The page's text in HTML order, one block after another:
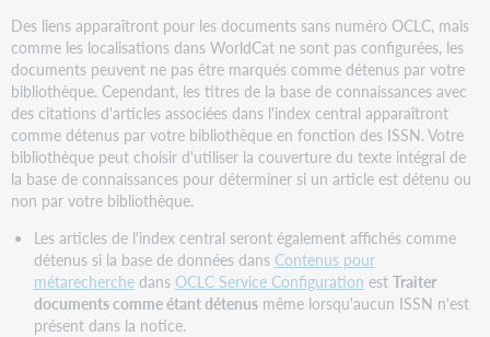
lien
au
texte
intégral
apparaisse
pour
un
titre
Ajouter
des
collections
de
la
base
Des liens apparaîtront pour les documents sans numéro OCLC, mais
comme les localisations dans WorldCat ne sont pas configurées, les
documents peuvent ne pas être marqués comme détenus par votre
bibliothèque. Cependant, les titres de la base de connaissances avec
des citations d'articles associées dans l'index central apparaîtront
comme détenus par votre bibliothèque en fonction des ISSN. Votre
bibliothèque peut choisir d'utiliser la couverture du texte intégral de
la base de connaissances pour déterminer si un article est détenu ou
non par votre bibliothèque.
Les articles de l'index central seront également affichés comme
détenus si la base de données dans Contenus pour
métarecherchedans OCLC Service Configuration est Traiter
documents comme étant détenusmême lorsqu'aucun ISSN n'est
présent dans la notice.